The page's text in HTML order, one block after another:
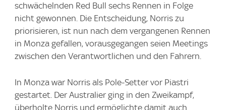
schwächelnden Red Bull sechs Rennen in Folge
nicht gewonnen. Die Entscheidung, Norris zu
priorisieren, ist nun nach dem vergangenen Rennen
in Monza gefallen, vorausgegangen seien Meetings
zwischen den Verantwortlichen und den Fahrern.
In Monza war Norris als Pole-Setter vor Piastri
gestartet. Der Australier ging in den Zweikampf,
überholte Norris und ermöglichte damit auch